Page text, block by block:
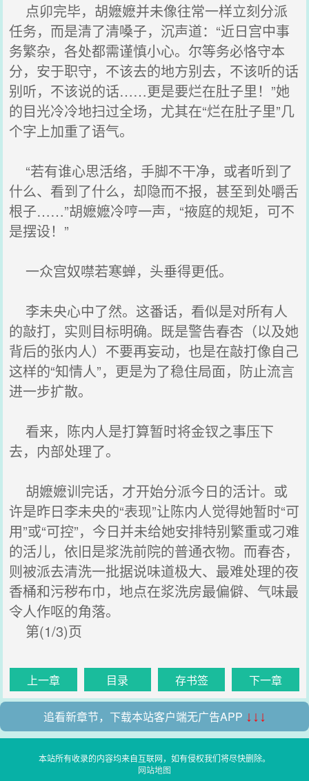
点卯完毕，胡嬷嬷并未像往常一样立刻分派
任务，而是清了清嗓子，沉声道：“近日宫中事
务繁杂，各处都需谨慎小心。尔等务必恪守本
分，安于职守，不该去的地方别去，不该听的话
别听，不该说的话……更是要烂在肚子里！”她
的目光冷冷地扫过全场，尤其在“烂在肚子里”几
个字上加重了语气。
“若有谁心思活络，手脚不干净，或者听到了
什么、看到了什么，却隐而不报，甚至到处嚼舌
根子……”胡嬷嬷冷哼一声，“掖庭的规矩，可不
是摆设！”
一众宫奴噤若寒蝉，头垂得更低。
李未央心中了然。这番话，看似是对所有人
的敲打，实则目标明确。既是警告春杏（以及她
背后的张内人）不要再妄动，也是在敲打像自己
这样的“知情人”，更是为了稳住局面，防止流言
进一步扩散。
看来，陈内人是打算暂时将金钗之事压下
去，内部处理了。
胡嬷嬷训完话，才开始分派今日的活计。或
许是昨日李未央的“表现”让陈内人觉得她暂时“可
用”或“可控”，今日并未给她安排特别繁重或刁难
的活儿，依旧是浆洗前院的普通衣物。而春杏，
则被派去清洗一批据说味道极大、最难处理的夜
香桶和污秽布巾，地点在浆洗房最偏僻、气味最
令人作呕的角落。
第(1/3)页
上一章 目录 存书签 下一章
追看新章节，下载本站客户端无广告APP ↓↓↓
本站所有收录的内容均来自互联网，如有侵权我们将尽快删除。
网站地图